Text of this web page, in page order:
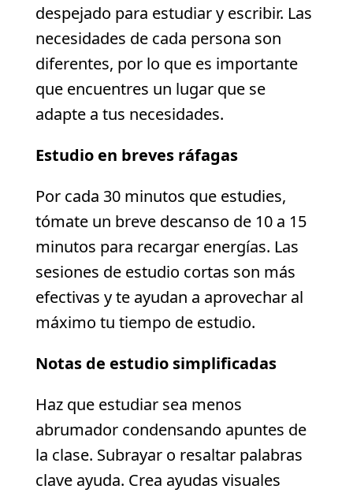
despejado para estudiar y escribir. Las
necesidades de cada persona son
diferentes, por lo que es importante
que encuentres un lugar que se
adapte a tus necesidades.
Estudio en breves ráfagas
Por cada 30 minutos que estudies,
tómate un breve descanso de 10 a 15
minutos para recargar energías. Las
sesiones de estudio cortas son más
efectivas y te ayudan a aprovechar al
máximo tu tiempo de estudio.
Notas de estudio simplificadas
Haz que estudiar sea menos
abrumador condensando apuntes de
la clase. Subrayar o resaltar palabras
clave ayuda. Crea ayudas visuales